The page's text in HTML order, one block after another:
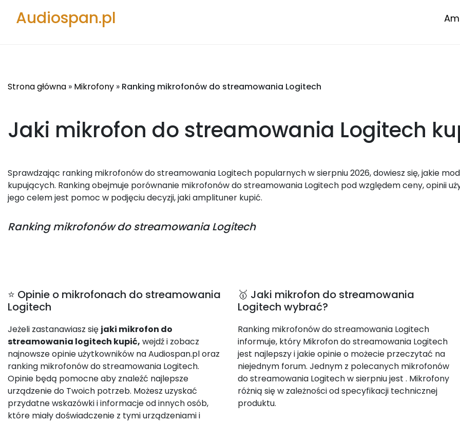
Audiospan.pl
Strona główna » Mikrofony » Ranking mikrofonów do streamowania Logitech
Jaki mikrofon do streamowania Logitech
Sprawdzając ranking mikrofonów do streamowania Logitech popularnych w sierpniu 2026, dowiesz się, jakie
kupujących. Ranking obejmuje porównanie mikrofonów do streamowania Logitech pod względem ceny, opinii
jego celem jest pomoc w podjęciu decyzji, jaki amplituner kupić.
Rankingmikrofonów do streamowania Logitech
⭐ Opinie o mikrofonach do streamowania
Logitech
Jeżeli zastanawiasz się jaki mikrofon do
streamowania logitech kupić, wejdź i zobacz
najnowsze opinie użytkowników na Audiospan.pl oraz
ranking mikrofonów do streamowania Logitech.
Opinie będą pomocne aby znaleźć najlepsze
urządzenie do Twoich potrzeb. Możesz uzyskać
przydatne wskazówki i informacje od innych osób,
które miały doświadczenie z tymi urządzeniami i
🥇 Jaki mikrofon do streamowania
Logitech wybrać?
Ranking mikrofonów do streamowania Logitech
informuje, który Mikrofon do streamowania Logitech
jest najlepszy i jakie opinie o możecie przeczytać na
niejednym forum. Jednym z polecanych mikrofonów
do streamowania Logitech w sierpniu jest . Mikrofony
różnią się w zależności od specyfikacji technicznej
produktu.